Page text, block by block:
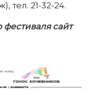
тел. 21-32-24.
сайт